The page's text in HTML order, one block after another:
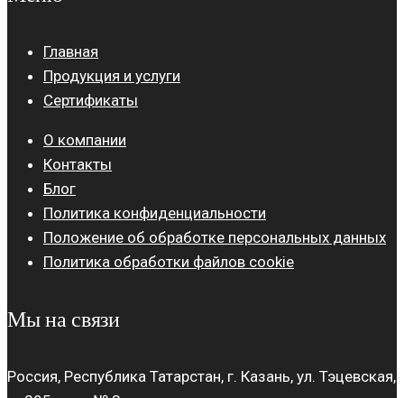
Главная
Продукция и услуги
Сертификаты
О компании
Контакты
Блог
Политика конфиденциальности
Положение об обработке персональных данных
Политика обработки файлов cookie
Мы на связи
Россия, Республика Татарстан, г. Казань, ул. Тэцевская,